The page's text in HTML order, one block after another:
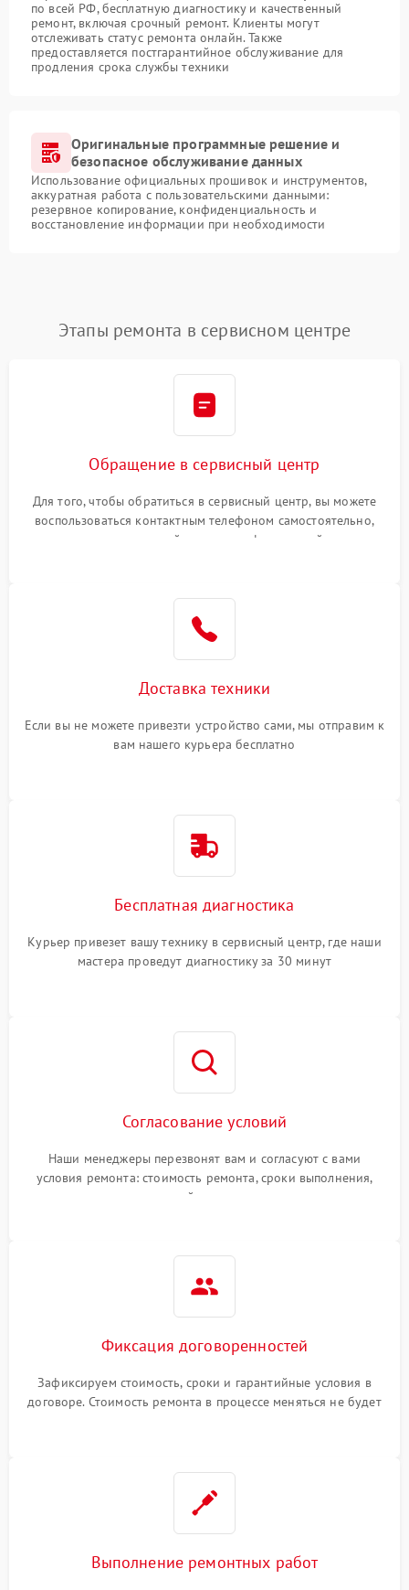
по всей РФ, бесплатную диагностику и качественный
ремонт, включая срочный ремонт. Клиенты могут
отслеживать статус ремонта онлайн. Также
предоставляется постгарантийное обслуживание для
продления срока службы техники
Оригинальные программные решение и
безопасное обслуживание данных
Использование официальных прошивок и инструментов,
аккуратная работа с пользовательскими данными:
резервное копирование, конфиденциальность и
восстановление информации при необходимости
Этапы ремонта в сервисном центре
Обращение в сервисный центр
Для того, чтобы обратиться в сервисный центр, вы можете
воспользоваться контактным телефоном самостоятельно,
или оставить свой номер телефона на сайте
Доставка техники
Если вы не можете привезти устройство сами, мы отправим к
вам нашего курьера бесплатно
Бесплатная диагностика
Курьер привезет вашу технику в сервисный центр, где наши
мастера проведут диагностику за 30 минут
Согласование условий
Наши менеджеры перезвонят вам и согласуют с вами
условия ремонта: стоимость ремонта, сроки выполнения,
гарантийные условия
Фиксация договоренностей
Зафиксируем стоимость, сроки и гарантийные условия в
договоре. Стоимость ремонта в процессе меняться не будет
Выполнение ремонтных работ